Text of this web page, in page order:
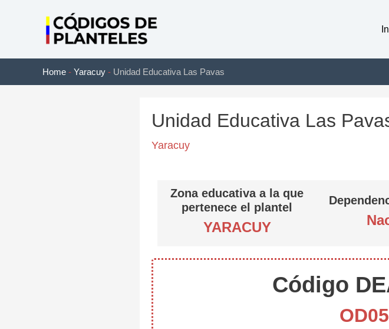
Home - Yaracuy - Unidad Educativa Las Pavas
Unidad Educativa Las
Yaracuy
Zona educativa a la que
pertenece el plantel
YARACUY
Código